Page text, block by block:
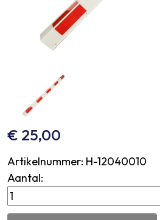
€ 25,00
Artikelnummer: H-12040010
Aantal:
Kunststof
hoekprofiel